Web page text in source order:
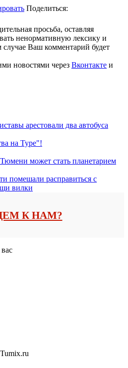
Поделиться:
просьба, оставляя
ненормативную лексику и
Ваш комментарий будет
новостями через Вконтакте и
арестовали два автобуса
на Туре"!
может стать планетарием
помешали расправиться с
вилки
К НАМ?